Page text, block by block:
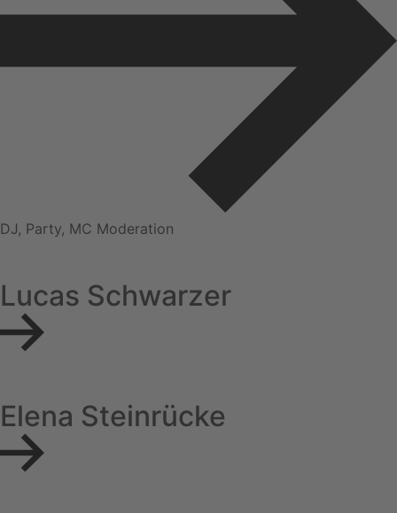
DJ, Party, MC Moderation
Lucas Schwarzer
Elena Steinrücke